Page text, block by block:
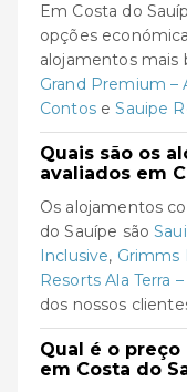
Em Costa do
opções
alojamentos mais
Grand Premium –
ContoseSauipe
Quais são os
avaliados em
Os alojamentos
do Sauípe são
Inclusive, Grimms
Resorts Ala Terra
dos nossos
Qual é o
em Costa do